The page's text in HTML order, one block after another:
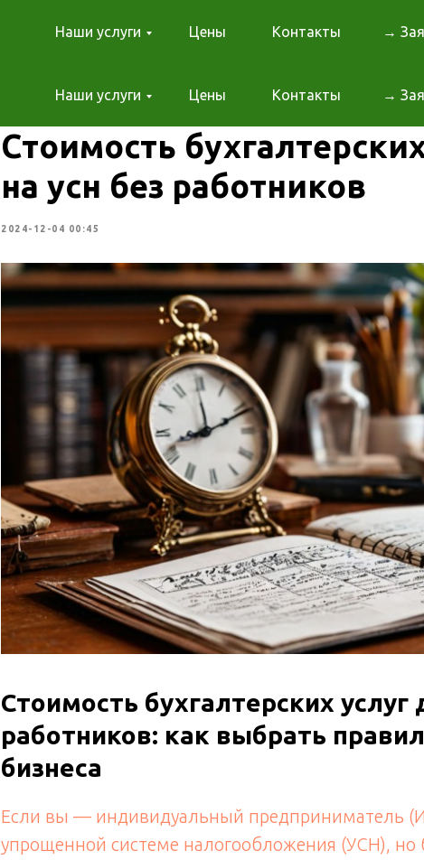
Наши услуги Цены Контакты →
Наши услуги Цены Контакты →
Стоимость
на усн без работников
2024-12-04 00:45
Стоимость бухгалтерских
работников: как выбрать
бизнеса
Если вы — индивидуальный предприниматель
упрощенной системе налогообложения (УСН), но